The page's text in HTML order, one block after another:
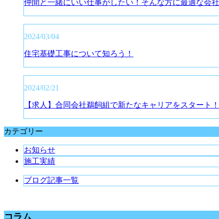
仲間と一緒にいい仕事がしたい！そんな方に最適な会
2024/03/04
住宅基礎工事について知ろう！
2024/02/21
【求人】合同会社鵜飼組で新たなキャリアをスタート！
カテゴリー
お知らせ
施工実績
ブログ記事一覧
コラム